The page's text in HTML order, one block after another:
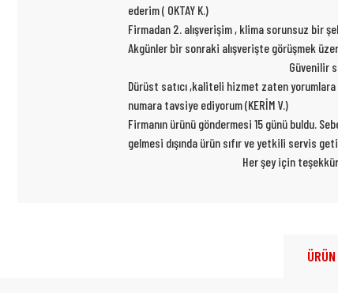
ederim ( OKTAY K.)
Firmadan 2. alışverişim , klima sorunsuz bir
Akgünler bir sonraki alışverişte görüşmek
Güvenilir
Dürüst satıcı ,kaliteli hizmet zaten
numara tavsiye ediyorum (KERİM V.)
Firmanın ürünü göndermesi 15 günü buldu.
gelmesi dışında ürün sıfır ve yetkili servis
Her şey için